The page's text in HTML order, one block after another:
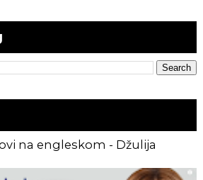
na engleskom - Džulija